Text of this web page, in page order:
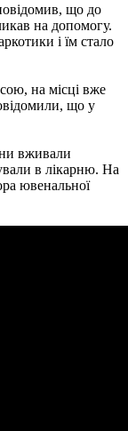
що до
на допомогу.
і їм стало
на місці вже
що у
вживали
в лікарню. На
ювенальної